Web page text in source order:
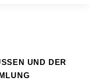
UND DER